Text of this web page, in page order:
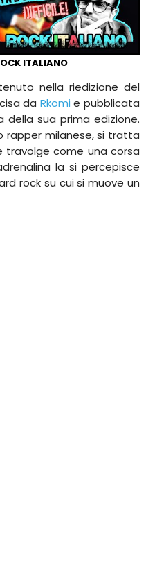
ITALIANO
nella riedizione del
da Rkomi e pubblicata
della sua prima edizione.
rapper milanese, si tratta
travolge come una corsa
la si percepisce
rock su cui si muove un